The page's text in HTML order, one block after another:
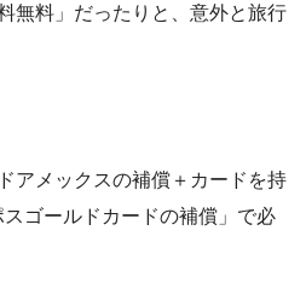
無料」だったりと、意外と旅行
アメックスの補償＋カードを持
ゴールドカードの補償」で必